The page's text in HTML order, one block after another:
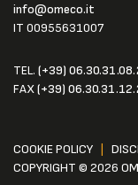
info@omeco.it
IT 00955631007
TEL. (+39)
FAX(+39)
COOKIE POLICY
COPYRIGHT © 2026